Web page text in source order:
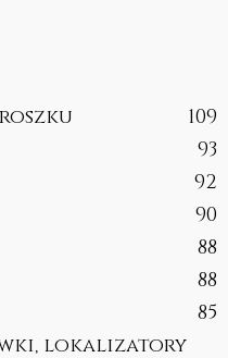
109
93
92
90
88
88
85
lokalizatory